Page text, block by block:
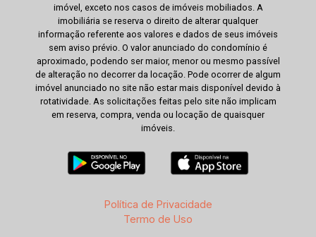
imóvel, exceto nos casos de imóveis mobiliados. A
imobiliária se reserva o direito de alterar qualquer
informação referente aos valores e dados de seus imóveis
sem aviso prévio. O valor anunciado do condomínio é
aproximado, podendo ser maior, menor ou mesmo passível
de alteração no decorrer da locação. Pode ocorrer de algum
imóvel anunciado no site não estar mais disponível devido à
rotatividade. As solicitações feitas pelo site não implicam
em reserva, compra, venda ou locação de quaisquer
imóveis.
Política de Privacidade
Termo de Uso